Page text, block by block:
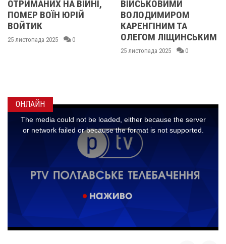
ВІЙНІ,
0
ВІЙСЬКОВИМИ
ВОЛОДИМИРОМ
КАРЕНГІНИМ ТА
ОЛЕГОМ ЛІЩИНСЬКИМ
0
БІЙЦЯМИ
ІВАЩЕНКОМ,
ДМИТРОМ
ОНЛАЙН